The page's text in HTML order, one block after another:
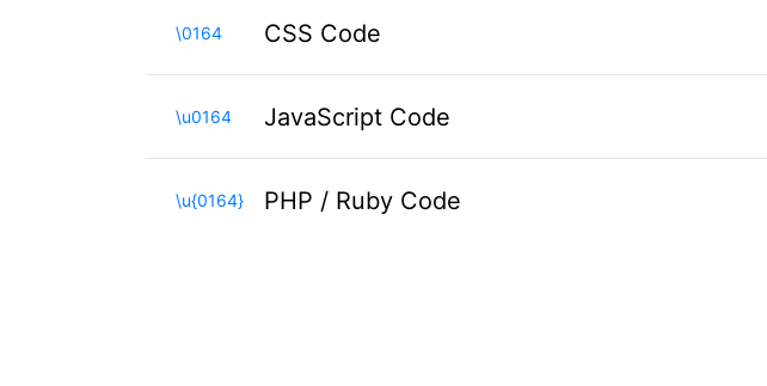
\0164 CSS Code
\u0164 JavaScript Code
\u{0164} PHP / Ruby Code